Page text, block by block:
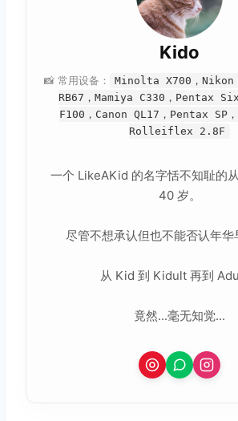
Kido
📸 常用设备：
Minolta X700，Nikon
RB67，Mamiya C330，Pentax
F100，Canon QL17，Pentax SP
Rolleiflex 2.8F
一个 LikeAKid 的名字恬不知耻的
40 岁。
尽管不想承认但也不能否认年华
从 Kid 到 Kidult 再到
竟然...毫无知觉...